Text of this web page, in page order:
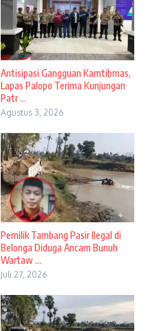
Antisipasi Gangguan Kamtibmas,
Lapas Palopo Terima Kunjungan
Patr ...
Agustus 3, 2026
Pemilik Tambang Pasir Ilegal di
Belonga Diduga Ancam Bunuh
Wartaw ...
Juli 27, 2026